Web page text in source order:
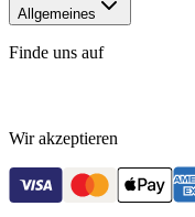
Allgemeines
Finde uns auf
Wir akzeptieren